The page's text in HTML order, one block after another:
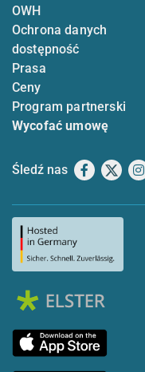
OWH
Ochrona danych
dostępność
Prasa
Ceny
Program partnerski
Wycofać umowę
Śledź nas Facebook
X